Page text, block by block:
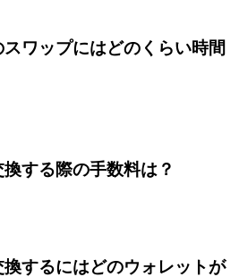
ワップにはどのくらい時間
する際の手数料は？
するにはどのウォレットが